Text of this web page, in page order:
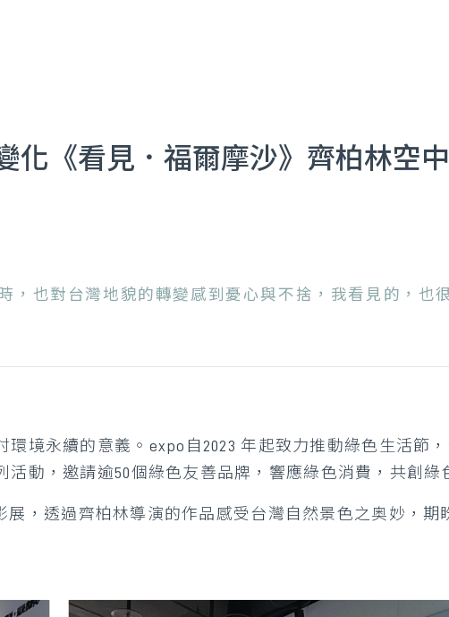
化《看見．福爾摩沙》齊柏林空
，也對台灣地貌的轉變感到憂心與不捨，我看見的，也
境永續的意義。expo自2023 年起致力推動綠色生活節
動，邀請逾50個綠色友善品牌，響應綠色消費，共創綠
，透過齊柏林導演的作品感受台灣自然景色之奥妙，期